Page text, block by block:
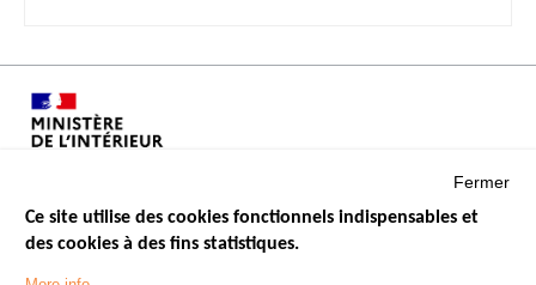
Menu
Fermer
Ce site utilise des cookies fonctionnels indispensables et
des cookies à des fins statistiques.